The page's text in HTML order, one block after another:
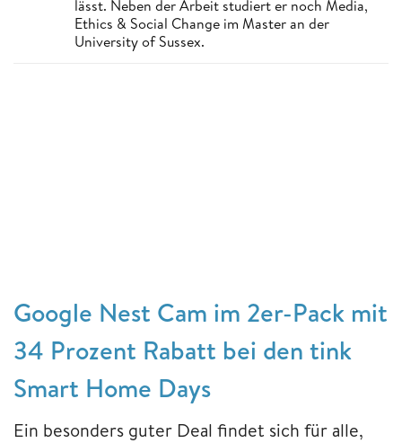
lässt. Neben der Arbeit studiert er noch Media,
Ethics & Social Change im Master an der
University of Sussex.
Google Nest Cam im 2er-Pack mit
34 Prozent Rabatt bei den tink
Smart Home Days
Ein besonders guter Deal findet sich für alle,